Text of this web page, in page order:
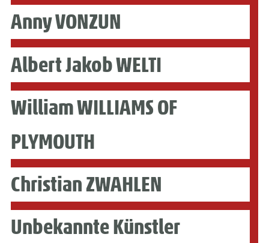
Anny VONZUN
Albert Jakob WELTI
William WILLIAMS OF
PLYMOUTH
Christian ZWAHLEN
Unbekannte Künstler